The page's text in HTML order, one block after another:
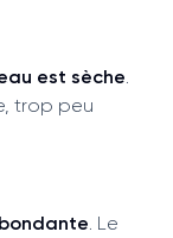
est sèche
trop peu
. Le